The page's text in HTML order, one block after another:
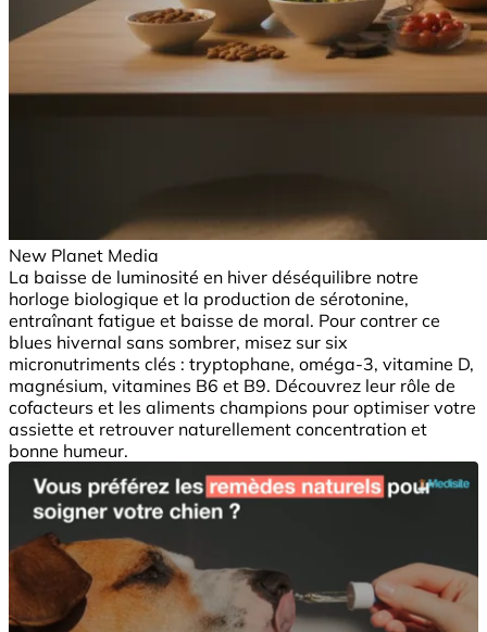
New Planet Media
La baisse de luminosité en hiver déséquilibre notre
horloge biologique et la production de sérotonine,
entraînant fatigue et baisse de moral. Pour contrer ce
blues hivernal sans sombrer, misez sur six
micronutriments clés : tryptophane, oméga-3, vitamine D,
magnésium, vitamines B6 et B9. Découvrez leur rôle de
cofacteurs et les aliments champions pour optimiser votre
assiette et retrouver naturellement concentration et
bonne humeur.